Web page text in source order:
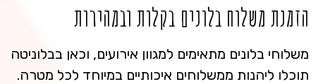
הזמנת משלוח בלונים בקלות ובמהירות
משלוחי בלונים מתאימים למגוון אירועים, וכאן בבלוניטה
תוכלו ליהנות ממשלוחים איכותיים במיוחד לכל מטרה.